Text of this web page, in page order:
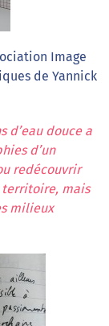
Image
de Yannick
d’eau douce a
d’un
redécouvrir
territoire, mais
milieux